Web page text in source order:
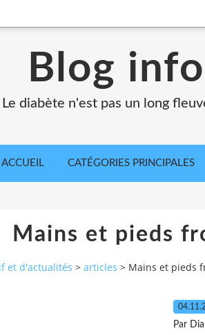
Blog
Le diabète n'est pas un long
ACCUEIL CATÉGORIES PRINCIPALES
Mains et pieds
et d'actualités > articles > Mains et pieds
Par